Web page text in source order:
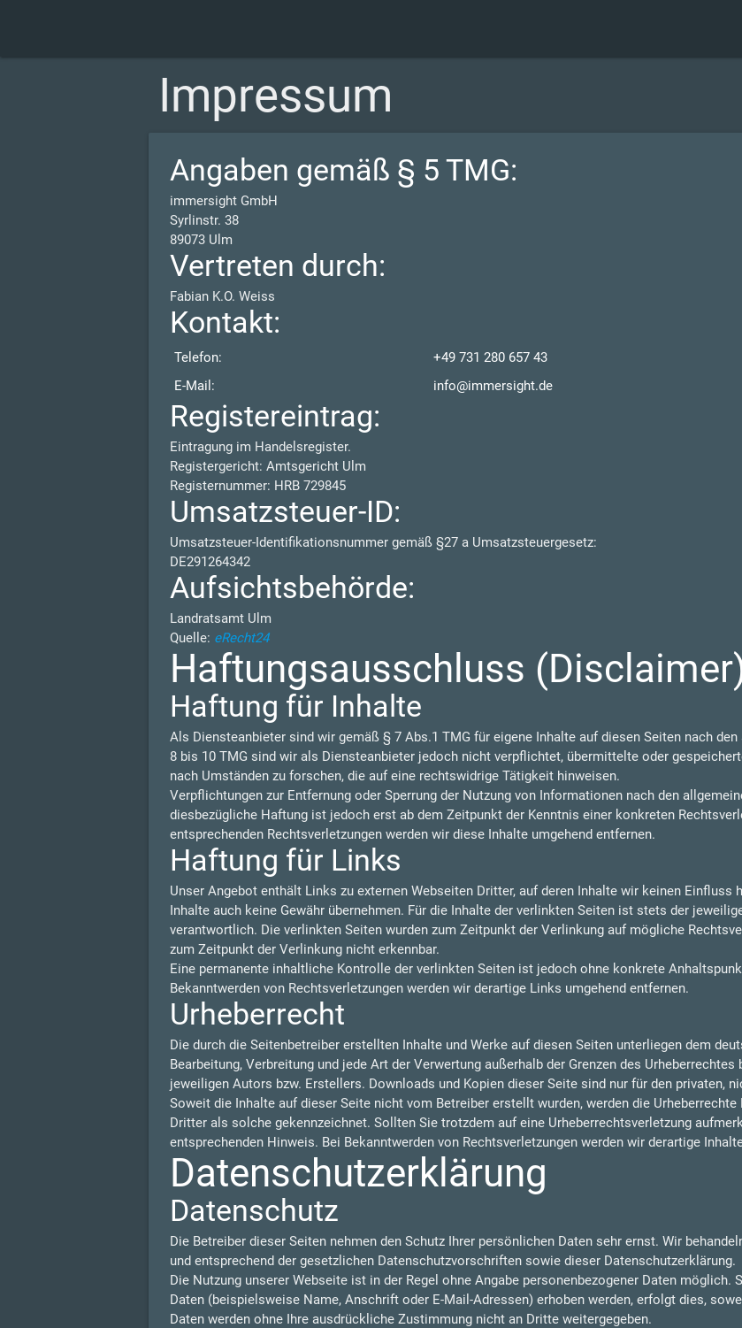
Impressum
Angaben gemäß § 5 TMG:
immersight GmbH
Syrlinstr. 38
89073 Ulm
Vertreten durch:
Fabian K.O. Weiss
Kontakt:
Telefon:
+49 731 280 657 43
E-Mail:
info@immersight.de
Registereintrag:
Eintragung im Handelsregister.
Registergericht: Amtsgericht Ulm
Registernummer: HRB 729845
Umsatzsteuer-ID:
Umsatzsteuer-Identifikationsnummer gemäß §27 a Umsatzsteuergesetz:
DE291264342
Aufsichtsbehörde:
Landratsamt Ulm
Quelle: eRecht24
Haftungsausschluss
Haftung für Inhalte
Als Diensteanbieter sind wir gemäß § 7 Abs.1 TMG für eigene Inhalte auf diesen Seiten nach
8 bis 10 TMG sind wir als Diensteanbieter jedoch nicht verpflichtet, übermittelte oder
nach Umständen zu forschen, die auf eine rechtswidrige Tätigkeit hinweisen.
Verpflichtungen zur Entfernung oder Sperrung der Nutzung von Informationen nach den
diesbezügliche Haftung ist jedoch erst ab dem Zeitpunkt der Kenntnis einer konkreten
entsprechenden Rechtsverletzungen werden wir diese Inhalte umgehend entfernen.
Haftung für Links
Unser Angebot enthält Links zu externen Webseiten Dritter, auf deren Inhalte wir keinen Einfluss
Inhalte auch keine Gewähr übernehmen. Für die Inhalte der verlinkten Seiten ist stets der
verantwortlich. Die verlinkten Seiten wurden zum Zeitpunkt der Verlinkung auf mögliche
zum Zeitpunkt der Verlinkung nicht erkennbar.
Eine permanente inhaltliche Kontrolle der verlinkten Seiten ist jedoch ohne konkrete
Bekanntwerden von Rechtsverletzungen werden wir derartige Links umgehend entfernen.
Urheberrecht
Die durch die Seitenbetreiber erstellten Inhalte und Werke auf diesen Seiten unterliegen dem
Bearbeitung, Verbreitung und jede Art der Verwertung außerhalb der Grenzen des
jeweiligen Autors bzw. Erstellers. Downloads und Kopien dieser Seite sind nur für den privaten,
Soweit die Inhalte auf dieser Seite nicht vom Betreiber erstellt wurden, werden die
Dritter als solche gekennzeichnet. Sollten Sie trotzdem auf eine Urheberrechtsverletzung
entsprechenden Hinweis. Bei Bekanntwerden von Rechtsverletzungen werden wir derartige
Datenschutzerklärung
Datenschutz
Die Betreiber dieser Seiten nehmen den Schutz Ihrer persönlichen Daten sehr ernst. Wir
und entsprechend der gesetzlichen Datenschutzvorschriften sowie dieser Datenschutzerklärung.
Die Nutzung unserer Webseite ist in der Regel ohne Angabe personenbezogener Daten möglich.
Daten (beispielsweise Name, Anschrift oder E-Mail-Adressen) erhoben werden, erfolgt dies,
Daten werden ohne Ihre ausdrückliche Zustimmung nicht an Dritte weitergegeben.